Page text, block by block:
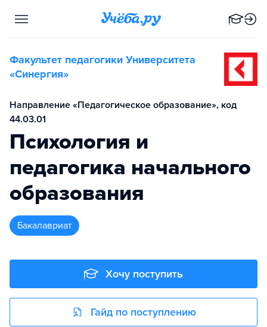
Факультет педагогики Университета
«Синергия»
Направление «Педагогическое образование», код
44.03.01
Психология и
педагогика начального
образования
бакалавриат
Хочу поступить
Гайд по поступлению